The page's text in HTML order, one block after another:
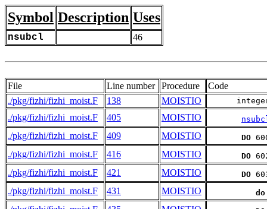
Symbol Description Uses
nsubcl 46
File Line number Procedure
Code
./pkg/fizhi/fizhi_moist.F
138 MOISTIO
./pkg/fizhi/fizhi_moist.F 405 MOISTIO
./pkg/fizhi/fizhi_moist.F 409 MOISTIO DO
./pkg/fizhi/fizhi_moist.F 416 MOISTIO DO
./pkg/fizhi/fizhi_moist.F 421 MOISTIO DO
./pkg/fizhi/fizhi_moist.F 431 MOISTIO do